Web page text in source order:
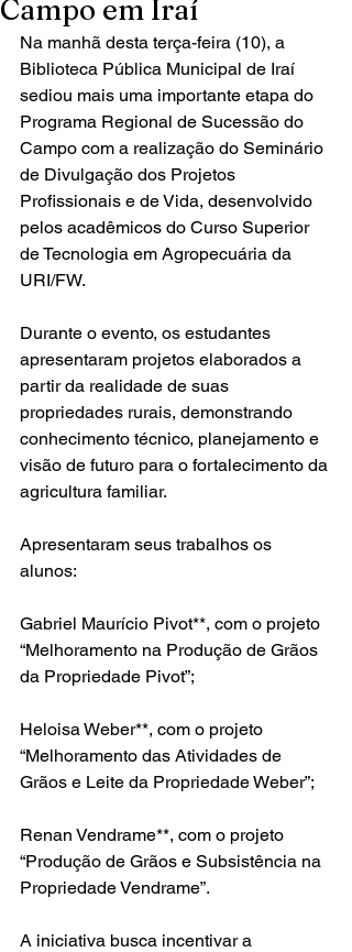
Campo em Iraí
Na manhã desta terça-feira (10), a
Biblioteca Pública Municipal de Iraí
sediou mais uma importante etapa do
Programa Regional de Sucessão do
Campo com a realização do Seminário
de Divulgação dos Projetos
Profissionais e de Vida, desenvolvido
pelos acadêmicos do Curso Superior
de Tecnologia em Agropecuária da
URI/FW.
Durante o evento, os estudantes
apresentaram projetos elaborados a
partir da realidade de suas
propriedades rurais, demonstrando
conhecimento técnico, planejamento e
visão de futuro para o fortalecimento da
agricultura familiar.
Apresentaram seus trabalhos os
alunos:
Gabriel Maurício Pivot**, com o projeto
“Melhoramento na Produção de Grãos
da Propriedade Pivot”;
Heloisa Weber**, com o projeto
“Melhoramento das Atividades de
Grãos e Leite da Propriedade Weber”;
Renan Vendrame**, com o projeto
“Produção de Grãos e Subsistência na
Propriedade Vendrame”.
A iniciativa busca incentivar a